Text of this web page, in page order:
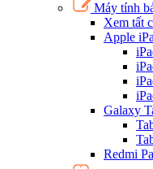
Máy tính
Xem tất
Apple
Galaxy
Redmi